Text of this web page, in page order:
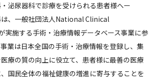
泌尿器科で診療を受けられる患者様へー
、一般社団法人National Clinical
実施する手術・治療情報データベース事業に参
業は日本全国の手術・治療情報を登録し、集
療の質の向上に役立て、患者様に最善の医療
国民全体の福祉健康の増進に寄与することを